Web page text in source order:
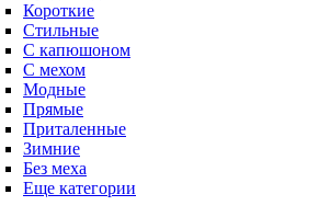
Короткие
Стильные
С капюшоном
С мехом
Модные
Прямые
Приталенные
Зимние
Без меха
Еще категории